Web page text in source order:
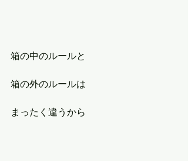
箱の中のルールと
箱の外のルールは
まったく違うから